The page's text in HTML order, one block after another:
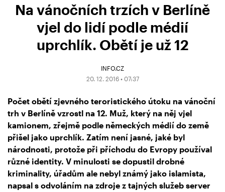
Na vánočních trzích v Berlíně
vjel do lidí podle médií
uprchlík. Obětí je už 12
INFO.CZ
20. 12. 2016 • 07:37
Počet obětí zjevného teroristického útoku na vánoční
trh v Berlíně vzrostl na 12. Muž, který na něj vjel
kamionem, zřejmě podle německých médií do země
přišel jako uprchlík. Zatím není jasné, jaké byl
národnosti, protože při příchodu do Evropy používal
různé identity. V minulosti se dopustil drobné
kriminality, úřadům ale nebyl známý jako islamista,
napsal s odvoláním na zdroje z tajných služeb server